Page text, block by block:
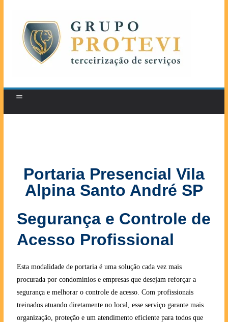
Portaria Presencial Vila
Alpina Santo André SP
Segurança e Controle de
Acesso Profissional
Esta modalidade de portaria é uma solução cada vez mais
procurada por condomínios e empresas que desejam reforçar a
segurança e melhorar o controle de acesso. Com profissionais
treinados atuando diretamente no local, esse serviço garante mais
organização, proteção e um atendimento eficiente para todos que